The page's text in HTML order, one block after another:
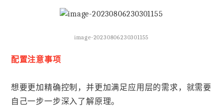
image-20230806230301155
配置注意事项
想要更加精确控制，并更加满足应用层的需求，就需要
自己一步一步深入了解原理。